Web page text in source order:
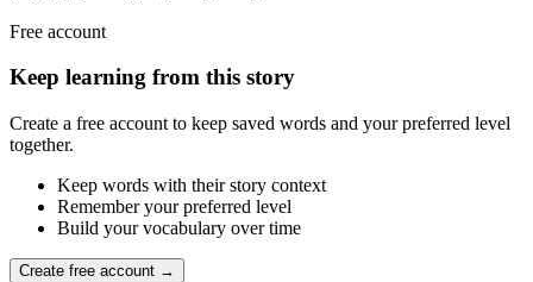
Free account
Keep learning from this story
Create a free account to keep saved words and your preferred level
together.
Keep words with their story context
Remember your preferred level
Build your vocabulary over time
Create free account →